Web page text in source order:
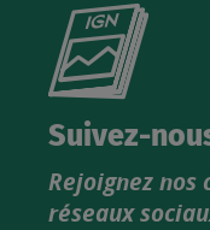
IGN
Suivez-
Rejoignez nos
réseaux